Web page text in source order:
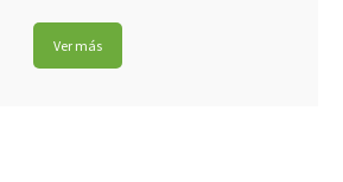
Ver más